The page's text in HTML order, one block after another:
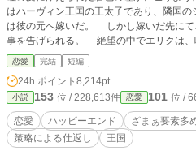
はハーヴィン王国の王太子であり、隣国
は彼の元へ嫁いだ。 しかし嫁いだ先に
事を告げられる。 絶望の中でエリクは、唯
かし待っていたのは苦しみ、耐え続けねば
は、全ての苦痛を耐え続けた……全ては祖
を知ってその考えは変わる。 そして…… 「頼む。俺と離婚してほしい」 そ
の言葉を、他でもないエリクから告げさ
間、頭を落として頼み込むエリクに、
苦しんできた日々、約五年。 それがようやく報われ
ない。 さぁ、エリク。 『次は貴方の番です』 ◇◇◇◇ ざまぁ
恋愛 完結 短編
24h.ポイント 8,214pt
小説 153 位 / 228,613件 恋愛 101 位 /
恋愛 ハッピーエンド ざまぁ要素多
策略による仕返し
王国